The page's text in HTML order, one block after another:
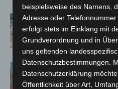
Kunst trifft
Susann
Jacques’
A2: Zweite
zwischen
beispielsweise des Namens,
Adresse oder
erfolgt stets im Einklang mit
Grundverordnung und in
uns geltenden
Datenschutzbestimmungen.
Datenschutzerklärung
Öffentlichkeit über Art,